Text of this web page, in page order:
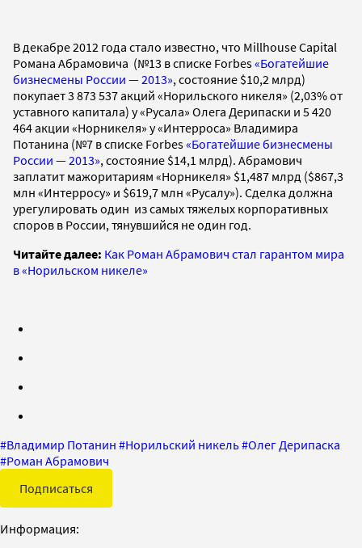
В декабре 2012 года стало известно, что Millhouse Capital
Романа Абрамовича (№13 в списке Forbes«Богатейшие
бизнесмены России — 2013», состояние $10,2 млрд)
покупает 3 873 537 акций «Норильского никеля» (2,03% от
уставного капитала) у «Русала» Олега Дерипаски и 5 420
464 акции «Норникеля» у «Интерроса» Владимира
Потанина (№7 в списке Forbes«Богатейшие бизнесмены
России — 2013», состояние $14,1 млрд). Абрамович
заплатит мажоритариям «Норникеля» $1,487 млрд ($867,3
млн «Интерросу» и $619,7 млн «Русалу»). Сделка должна
урегулировать один из самых тяжелых корпоративных
споров в России, тянувшийся не один год.
Читайте далее: Как Роман Абрамович стал гарантом мира
в «Норильском никеле»
#Владимир Потанин #Норильский никель#Олег Дерипаска
#Роман Абрамович
Подписаться
Информация: